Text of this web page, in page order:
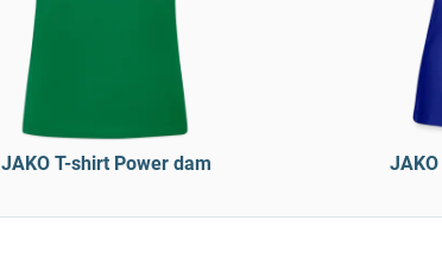
JAKO T-shirt Power dam